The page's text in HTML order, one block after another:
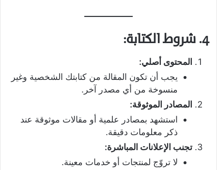
4. شروط الكتابة:
المحتوى أصلي:
يجب أن تكون المقالة من كتابتك الشخصية وغير
منسوخة من أي مصدر آخر.
المصادر الموثوقة:
استشهد بمصادر علمية أو مقالات موثوقة عند
ذكر معلومات دقيقة.
تجنب الإعلانات المباشرة:
لا تروّج لمنتجات أو خدمات معينة.